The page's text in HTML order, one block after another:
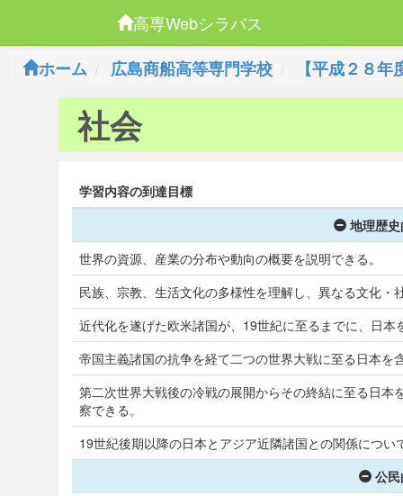
高専Webシラバス
ホーム
広島商船高等専門学校 【平成２８
社会
学習内容の到達目標
地理歴
世界の資源、産業の分布や動向の概要を説明できる。
民族、宗教、生活文化の多様性を理解し、異なる文化
近代化を遂げた欧米諸国が、19世紀に至るまでに、日
帝国主義諸国の抗争を経て二つの世界大戦に至る日本
第二次世界大戦後の冷戦の展開からその終結に至る日
察できる。
19世紀後期以降の日本とアジア近隣諸国との関係につい
公